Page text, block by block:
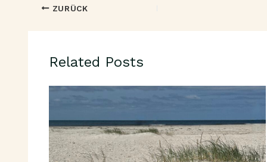
ZURÜCK
Related Posts